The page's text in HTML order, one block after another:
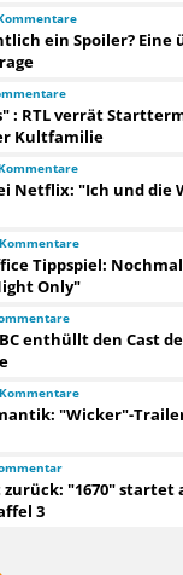
ein Spoiler? Eine
: RTL verrät
Kultfamilie
Netflix: "Ich und die
Tippspiel:
Only"
enthüllt den Cast
"Wicker"-
zurück: "1670" startet
3